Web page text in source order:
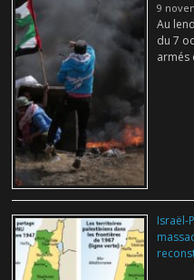
9
Au
du 7
armés
Israël-